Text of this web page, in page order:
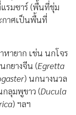
รมซาร์ (พื้นที่ชุ่ม
กาศเป็นพื้นที่
ายาก เช่น นกโจร
กยางจีน (Egretta
) นกนางนวล
กลุมพูขาว (Ducula
) ฯลฯ